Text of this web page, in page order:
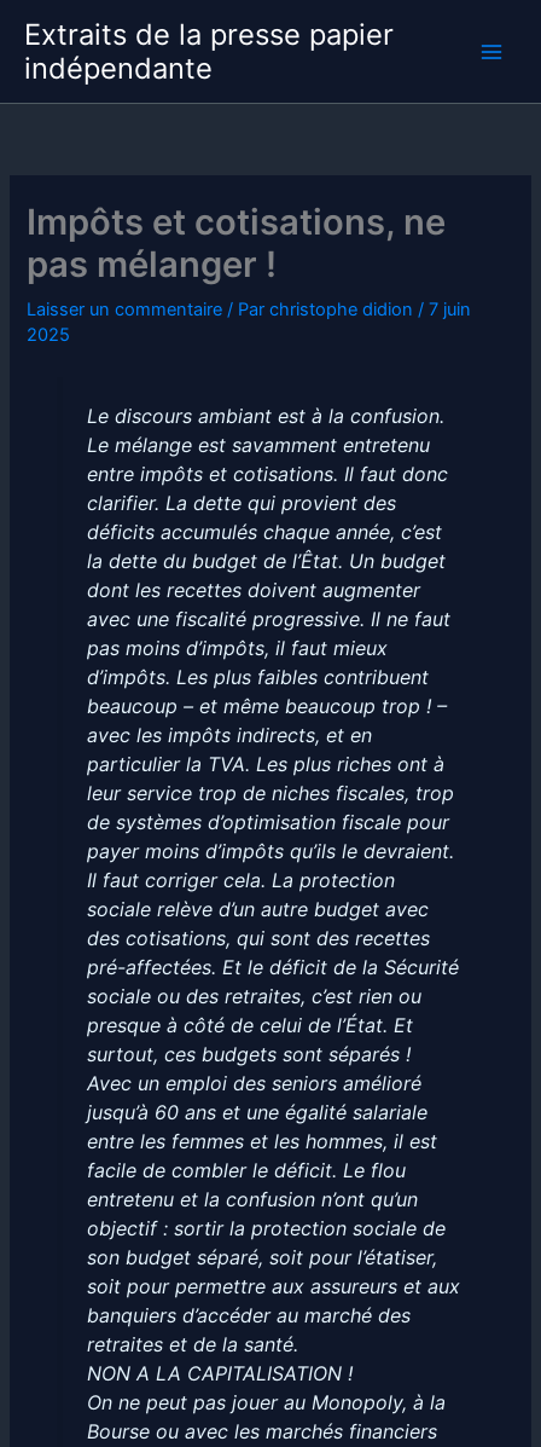
contenu
Extraits de la presse papier
indépendante
Impôts et cotisations, ne
pas mélanger !
Laisser un commentaire / Parchristophe didion /7 juin
2025
Le discours ambiant est à la confusion.
Le mélange est savamment entretenu
entre impôts et cotisations. Il faut donc
clarifier. La dette qui provient des
déficits accumulés chaque année, c’est
la dette du budget de l’Êtat. Un budget
dont les recettes doivent augmenter
avec une fiscalité progressive. Il ne faut
pas moins d’impôts, il faut mieux
d’impôts. Les plus faibles contribuent
beaucoup – et même beaucoup trop ! –
avec les impôts indirects, et en
particulier la TVA. Les plus riches ont à
leur service trop de niches fiscales, trop
de systèmes d’optimisation fiscale pour
payer moins d’impôts qu’ils le devraient.
Il faut corriger cela. La protection
sociale relève d’un autre budget avec
des cotisations, qui sont des recettes
pré-affectées. Et le déficit de la Sécurité
sociale ou des retraites, c’est rien ou
presque à côté de celui de l’État. Et
surtout, ces budgets sont séparés !
Avec un emploi des seniors amélioré
jusqu’à 60 ans et une égalité salariale
entre les femmes et les hommes, il est
facile de combler le déficit. Le flou
entretenu et la confusion n’ont qu’un
objectif : sortir la protection sociale de
son budget séparé, soit pour l’étatiser,
soit pour permettre aux assureurs et aux
banquiers d’accéder au marché des
retraites et de la santé.
NON A LA CAPITALISATION !
On ne peut pas jouer au Monopoly, à la
Bourse ou avec les marchés financiers